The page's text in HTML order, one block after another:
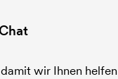
wir Ihnen helfen